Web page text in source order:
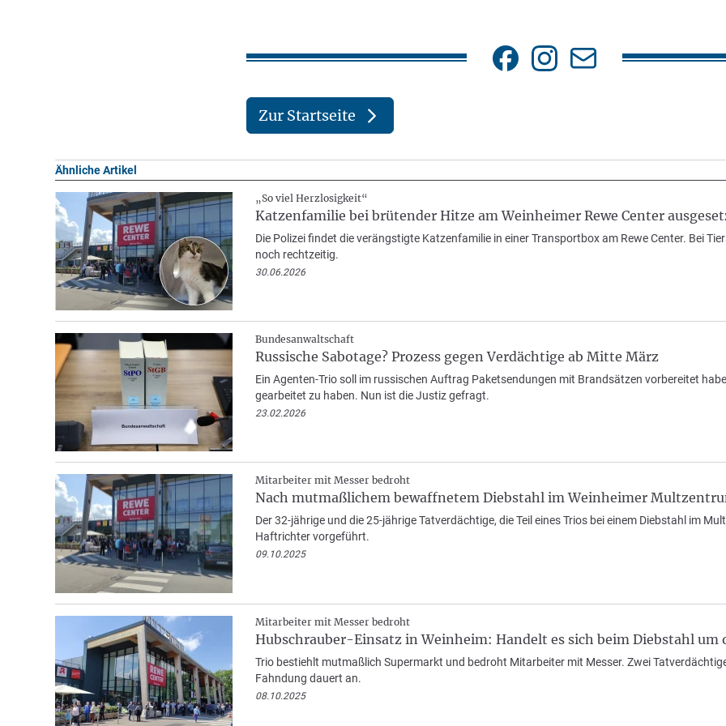
Zur Startseite
Ähnliche Artikel
„So viel Herzlosigkeit“
Katzenfamilie bei brütender Hitze am Weinheimer Rewe Center
Die Polizei findet die verängstigte Katzenfamilie in einer Transportbox am Rewe Center. Bei
noch rechtzeitig.
30.06.2026
Bundesanwaltschaft
Russische Sabotage? Prozess gegen Verdächtige ab Mitte März
Ein Agenten-Trio soll im russischen Auftrag Paketsendungen mit Brandsätzen vorbereitet
gearbeitet zu haben. Nun ist die Justiz gefragt.
23.02.2026
Mitarbeiter mit Messer bedroht
Nach mutmaßlichem bewaffnetem Diebstahl im Weinheimer
Der 32-jährige und die 25-jährige Tatverdächtige, die Teil eines Trios bei einem Diebstahl im
Haftrichter vorgeführt.
09.10.2025
Mitarbeiter mit Messer bedroht
Hubschrauber-Einsatz in Weinheim: Handelt es sich beim Diebstahl
Trio bestiehlt mutmaßlich Supermarkt und bedroht Mitarbeiter mit Messer. Zwei
Fahndung dauert an.
08.10.2025